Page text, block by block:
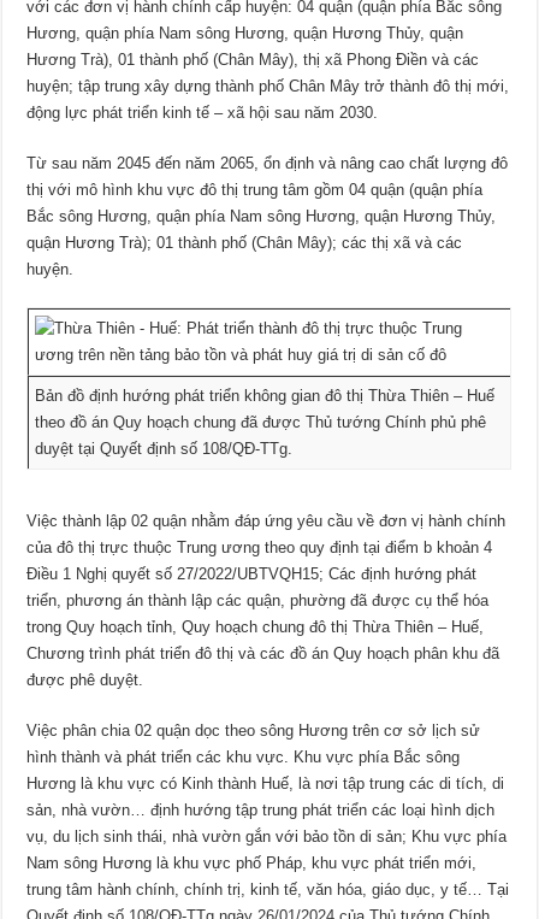
với các đơn vị hành chính cấp huyện: 04 quận (quận phía Bắc sông
Hương, quận phía Nam sông Hương, quận Hương Thủy, quận
Hương Trà), 01 thành phố (Chân Mây), thị xã Phong Điền và các
huyện; tập trung xây dựng thành phố Chân Mây trở thành đô thị mới,
động lực phát triển kinh tế – xã hội sau năm 2030.
Từ sau năm 2045 đến năm 2065, ổn định và nâng cao chất lượng đô
thị với mô hình khu vực đô thị trung tâm gồm 04 quận (quận phía
Bắc sông Hương, quận phía Nam sông Hương, quận Hương Thủy,
quận Hương Trà); 01 thành phố (Chân Mây); các thị xã và các
huyện.
Bản đồ định hướng phát triển không gian đô thị Thừa Thiên – Huế
theo đồ án Quy hoạch chung đã được Thủ tướng Chính phủ phê
duyệt tại Quyết định số 108/QĐ-TTg.
Việc thành lập 02 quận nhằm đáp ứng yêu cầu về đơn vị hành chính
của đô thị trực thuộc Trung ương theo quy định tại điểm b khoản 4
Điều 1 Nghị quyết số 27/2022/UBTVQH15; Các định hướng phát
triển, phương án thành lập các quận, phường đã được cụ thể hóa
trong Quy hoạch tỉnh, Quy hoạch chung đô thị Thừa Thiên – Huế,
Chương trình phát triển đô thị và các đồ án Quy hoạch phân khu đã
được phê duyệt.
Việc phân chia 02 quận dọc theo sông Hương trên cơ sở lịch sử
hình thành và phát triển các khu vực. Khu vực phía Bắc sông
Hương là khu vực có Kinh thành Huế, là nơi tập trung các di tích, di
sản, nhà vườn… định hướng tập trung phát triển các loại hình dịch
vụ, du lịch sinh thái, nhà vườn gắn với bảo tồn di sản; Khu vực phía
Nam sông Hương là khu vực phố Pháp, khu vực phát triển mới,
trung tâm hành chính, chính trị, kinh tế, văn hóa, giáo dục, y tế… Tại